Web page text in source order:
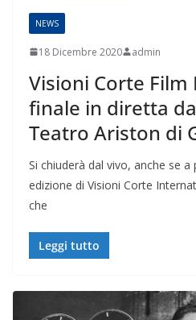
NEWS
18 Dicembre 2020 admin
Visioni Corte Film
finale in diretta
Teatro Ariston di
Si chiuderà dal vivo, anche se
edizione di Visioni Corte
che
Leggi tutto